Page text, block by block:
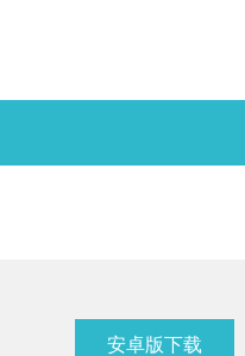
安卓版下载